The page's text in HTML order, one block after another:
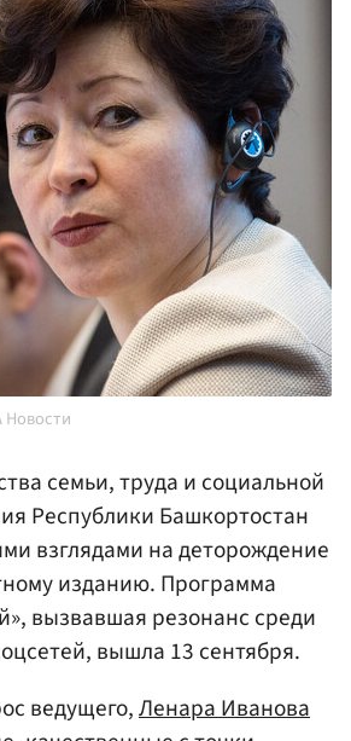
семьи, труда и социальной
Республики Башкортостан
взглядами на деторождение
изданию. Программа
вызвавшая резонанс среди
вышла 13 сентября.
ведущего,Ленара Иванова